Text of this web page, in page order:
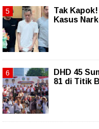
Tak
Kasus
DHD 45
81 di Titik